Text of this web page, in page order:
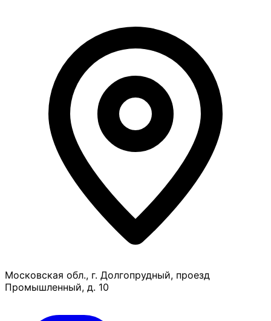
Московская обл., г. Долгопрудный, проезд
Промышленный, д. 10